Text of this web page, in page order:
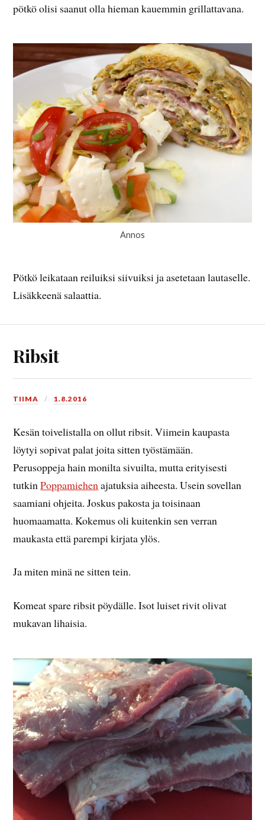
pötkö olisi saanut olla hieman kauemmin grillattavana.
Annos
Pötkö leikataan reiluiksi siivuiksi ja asetetaan lautaselle.
Lisäkkeenä salaattia.
Ribsit
TIIMA 1.8.2016
Kesän toivelistalla on ollut ribsit. Viimein kaupasta
löytyi sopivat palat joita sitten työstämään.
Perusoppeja hain monilta sivuilta, mutta erityisesti
tutkinPoppamiehen ajatuksia aiheesta. Usein sovellan
saamiani ohjeita. Joskus pakosta ja toisinaan
huomaamatta. Kokemus oli kuitenkin sen verran
maukasta että parempi kirjata ylös.
Ja miten minä ne sitten tein.
Komeat spare ribsit pöydälle. Isot luiset rivit olivat
mukavan lihaisia.